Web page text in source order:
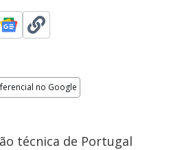
no Google
técnica de Portugal